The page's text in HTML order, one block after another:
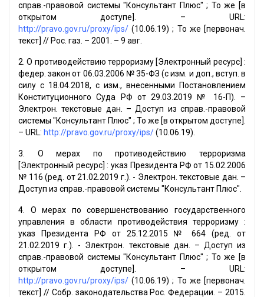
справ.-правовой системы "Консультант Плюс" ; То же [в
открытом доступе]. – URL:
http://pravo.gov.ru/proxy/ips/ (10.06.19) ; То же [первонач.
текст] // Рос. газ. – 2001. – 9 авг.
2. О противодействию терроризму [Электронный ресурс] :
федер. закон от 06.03.2006 № 35-ФЗ (с изм. и доп., вступ. в
силу с 18.04.2018, с изм., внесенными Постановлением
Конституционного Суда РФ от 29.03.2019 № 16-П). –
Электрон. текстовые дан. – Доступ из справ.-правовой
системы "Консультант Плюс" ; То же [в открытом доступе].
– URL: http://pravo.gov.ru/proxy/ips/(10.06.19).
3. О мерах по противодействию терроризма
[Электронный ресурс] : указ Президента РФ от 15.02.2006
№ 116 (ред. от 21.02.2019 г.). - Электрон. текстовые дан. –
Доступ из справ.-правовой системы "Консультант Плюс".
4. О мерах по совершенствованию государственного
управления в области противодействия терроризму :
указ Президента РФ от 25.12.2015 № 664 (ред. от
21.02.2019 г.). - Электрон. текстовые дан. – Доступ из
справ.-правовой системы "Консультант Плюс" ; То же [в
открытом доступе]. – URL:
http://pravo.gov.ru/proxy/ips/ (10.06.19) ; То же [первонач.
текст] // Собр. законодательства Рос. Федерации. – 2015.